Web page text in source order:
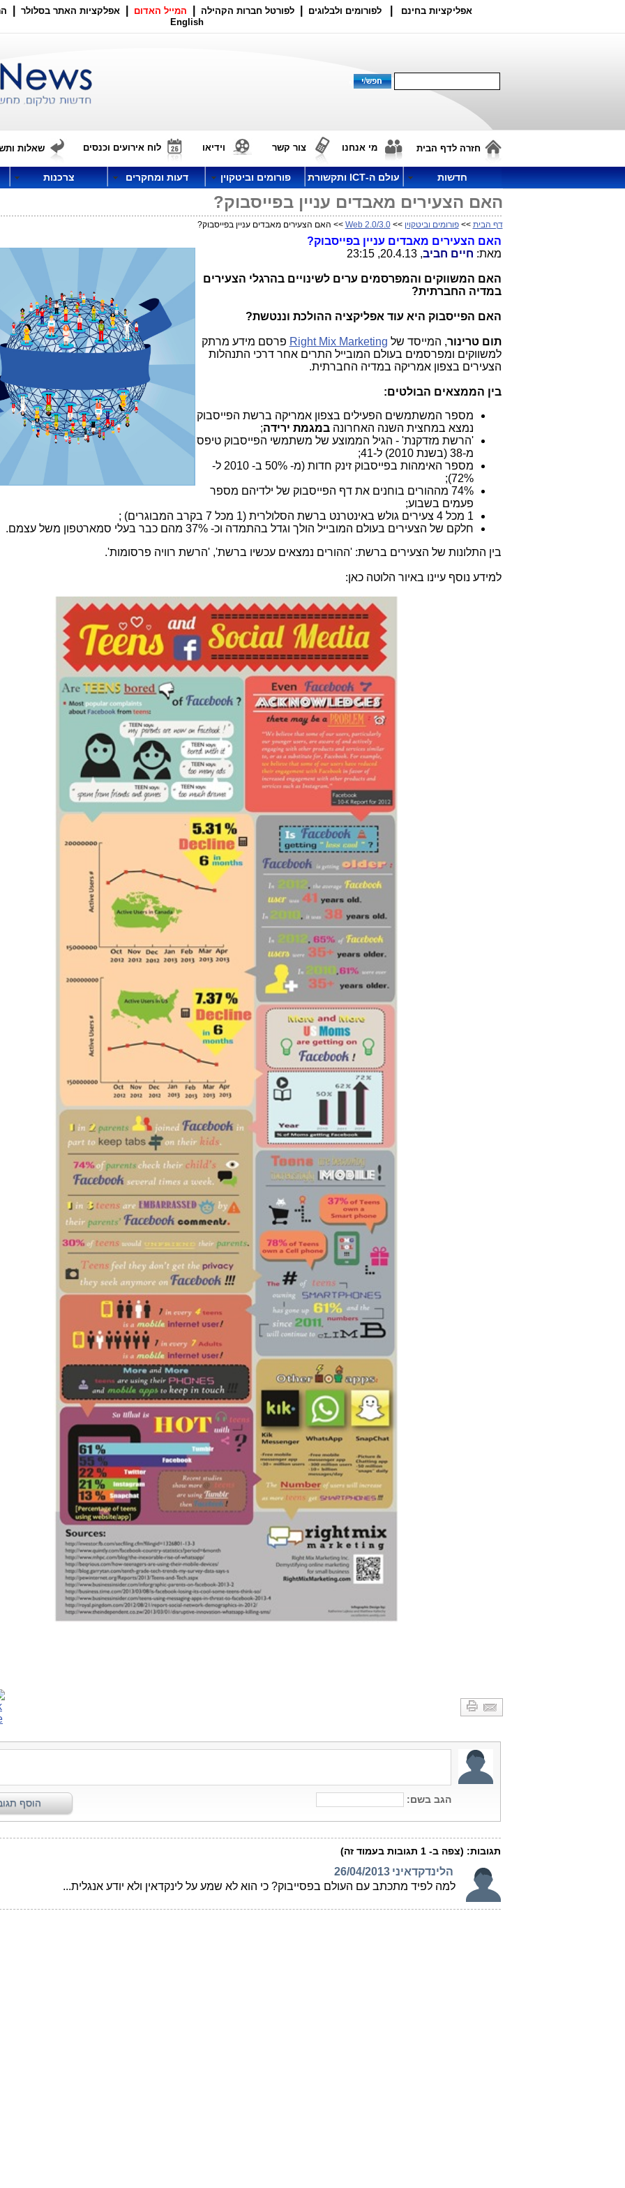
אפליקציות בחינם לפורומים ולבלוגים לפורטל חברות הקהילה המייל האדום אפלקציות האתר בסלולר
English
חזרה לדף הבית מי אנחנו צור קשר וידיאו לוח אירועים וכנסים שאלות
חדשות עולם ה-ICT ותקשורת פורומים וביטקוין דעות ומחקרים צרכנות
האם הצעירים מאבדים עניין בפייסבוק?
דף הבית >>פורומים וביטקוין >>
Web 2.0/3.0 >> האם הצעירים מאבדים עניין בפייסבוק?
האם הצעירים מאבדים עניין בפייסבוק?
מאת: חיים חביב, 20.4.13, 23:15
האם המשווקים והמפרסמים ערים לשינויים בהרגלי הצעירים
במדיה החברתית?
האם הפייסבוק היא עוד אפליקציה ההולכת וננטשת?
תום טרינור, המייסד של Right Mix Marketing פרסם מידע מרתק
למשווקים ומפרסמים בעולם המובייל התרים אחר דרכי התנהלות
הצעירים בצפון אמריקה במדיה החברתית.
בין הממצאים הבולטים:
מספר המשתמשים הפעילים בצפון אמריקה ברשת הפייסבוק
נמצא במחצית השנה האחרונהבמגמת ירידה;
'הרשת מזדקנת' - הגיל הממוצע של משתמשי הפייסבוק טיפס
מ-38 (בשנת 2010) ל-41;
מספר האימהות בפייסבוק זינק חדות (מ- 50% ב- 2010 ל-
72%);
74% מההורים בוחנים את דף הפייסבוק של ילדיהם מספר
פעמים בשבוע;
1 מכל 4 צעירים גולש באינטרנט ברשת הסלולרית (1 מכל 7 בקרב המבוגרים) ;
חלקם של הצעירים בעולם המובייל הולך וגדל בהתמדה וכ- 37% מהם כבר בעלי סמארטפון משל עצמם.
בין התלונות של הצעירים ברשת: 'ההורים נמצאים עכשיו ברשת', 'הרשת רוויה פרסומות'.
למידע נוסף עיינו באיור הלוטה כאן: